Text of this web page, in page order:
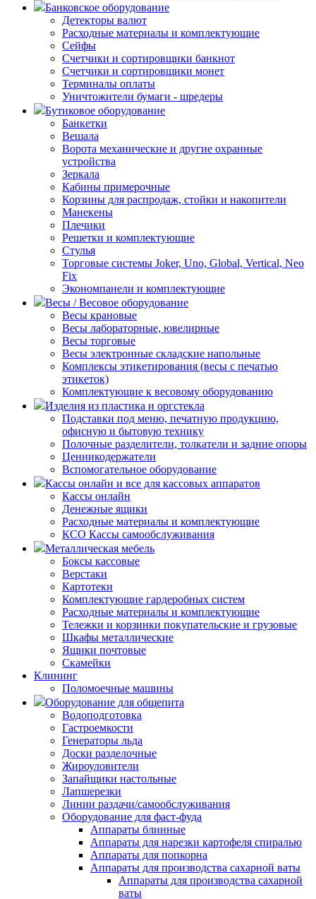
Банковское оборудование
Детекторы валют
Расходные материалы и комплектующие
Сейфы
Счетчики и сортировщики банкнот
Счетчики и сортировщики монет
Терминалы оплаты
Уничтожители бумаги - шредеры
Бутиковое оборудование
Банкетки
Вешала
Ворота механические и другие охранные
устройства
Зеркала
Кабины примерочные
Корзины для распродаж, стойки и накопители
Манекены
Плечики
Решетки и комплектующие
Стулья
Торговые системы Joker, Uno, Global, Vertical, Neo
Fix
Экономпанели и комплектующие
Весы / Весовое оборудование
Весы крановые
Весы лабораторные, ювелирные
Весы торговые
Весы электронные складские напольные
Комплексы этикетирования (весы с печатью
этикеток)
Комплектующие к весовому оборудованию
Изделия из пластика и оргстекла
Подставки под меню, печатную продукцию,
офисную и бытовую технику
Полочные разделители, толкатели и задние опоры
Ценникодержатели
Вспомогательное оборудование
Кассы онлайн и все для кассовых аппаратов
Кассы онлайн
Денежные ящики
Расходные материалы и комплектующие
КСО Кассы самообслуживания
Металлическая мебель
Боксы кассовые
Верстаки
Картотеки
Комплектующие гардеробных систем
Расходные материалы и комплектующие
Тележки и корзинки покупательские и грузовые
Шкафы металлические
Ящики почтовые
Скамейки
Клининг
Поломоечные машины
Оборудование для общепита
Водоподготовка
Гастроемкости
Генераторы льда
Доски разделочные
Жироуловители
Запайщики настольные
Лапшерезки
Линии раздачи/самообслуживания
Оборудование для фаст-фуда
Аппараты блинные
Аппараты для нарезки картофеля спиралью
Аппараты для попкорна
Аппараты для производства сахарной ваты
Аппараты для производства сахарной
ваты